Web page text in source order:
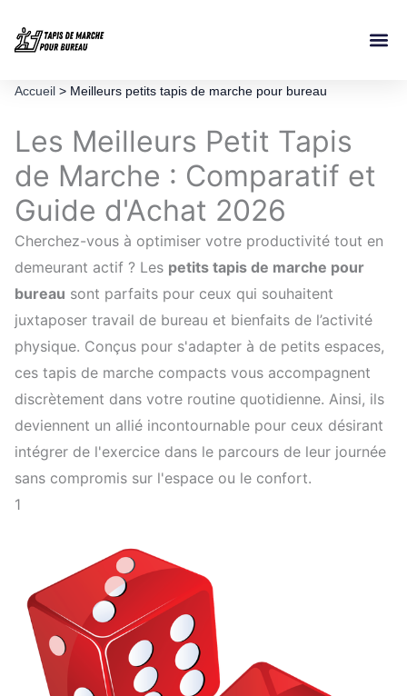
Accueil > Meilleurs petits tapis de marche pour bureau
Les Meilleurs Petit Tapis
de Marche : Comparatif et
Guide d'Achat 2026
Cherchez-vous à optimiser votre productivité tout en
demeurant actif ? Les petits tapis de marche pour
bureau sont parfaits pour ceux qui souhaitent
juxtaposer travail de bureau et bienfaits de l’activité
physique. Conçus pour s'adapter à de petits espaces,
ces tapis de marche compacts vous accompagnent
discrètement dans votre routine quotidienne. Ainsi, ils
deviennent un allié incontournable pour ceux désirant
intégrer de l'exercice dans le parcours de leur journée
sans compromis sur l'espace ou le confort.
1